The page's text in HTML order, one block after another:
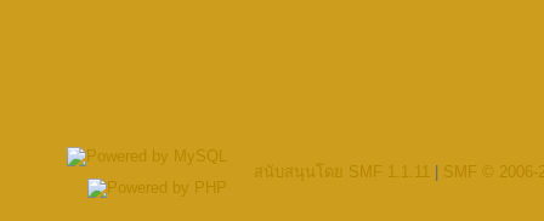
สนับสนุนโดย SMF 1.1.11 SMF © 2006-